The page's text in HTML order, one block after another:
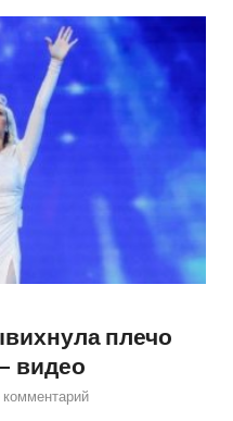
плечо
видео
комментарий